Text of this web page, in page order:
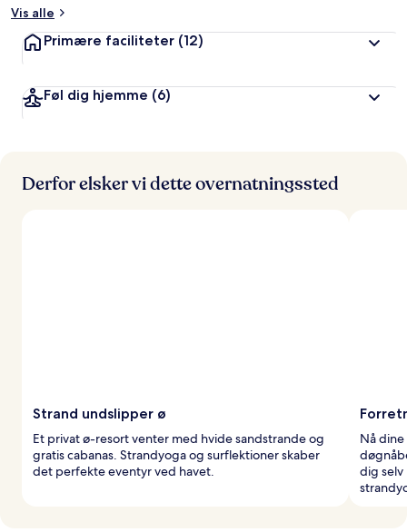
Vis alle
Primære faciliteter (12)
Føl dig hjemme (6)
Derfor elsker vi dette overnatningssted
Strand undslipper ø
Et privat ø-resort venter med hvide sandstrande og
gratis cabanas. Strandyoga og surflektioner skaber
det perfekte eventyr ved havet.
Nå
dig selv